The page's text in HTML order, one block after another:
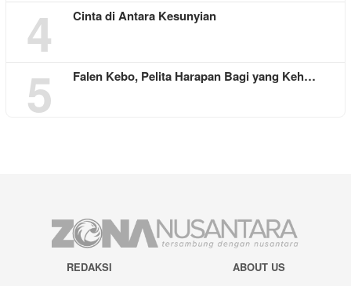
4 Cinta di Antara Kesunyian
5 Falen Kebo, Pelita Harapan Bagi yang Keh…
REDAKSI
ABOUT US